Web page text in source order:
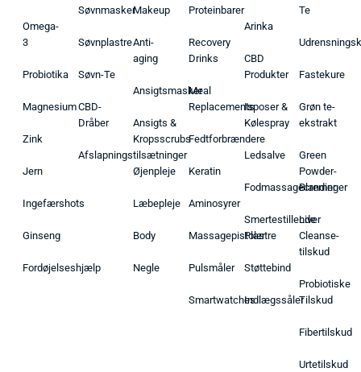
Omega-
3
Probiotika
Magnesium
Zink
Jern
Ingefærshots
Ginseng
Fordøjelseshjælp
Søvnmasker
Søvnplastre
Søvn-Te
CBD-
Dråber
Afslapningstilsætninger
Makeup
Anti-
aging
Ansigtsmasker
Ansigts &
Kropsscrubs
Øjenpleje
Læbepleje
Body
Negle
Proteinbarer
Recovery
Drinks
Meal
Replacements
Fedtforbrændere
Keratin
Aminosyrer
Massagepistoler
Pulsmåler
Smartwatches
Arinka
CBD
Produkter
Isposer &
Kølespray
Ledsalve
Fodmassagecremer
Smertestillende
Plastre
Støttebind
Indlægssåler
Te
Fastekure
Grøn te-
ekstrakt
Green
Powder-
Blandinger
Liver
Cleanse-
tilskud
Probiotiske
Tilskud
Fibertilskud
Urtetilskud